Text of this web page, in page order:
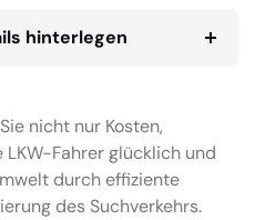
hinterlegen
nicht nur Kosten,
Fahrer glücklich und
durch effiziente
des Suchverkehrs.